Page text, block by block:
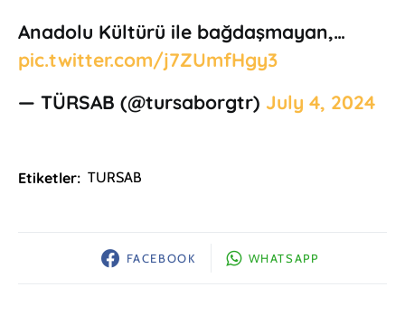
Anadolu Kültürü ile bağdaşmayan,…
pic.twitter.com/j7ZUmfHgy3
— TÜRSAB (@tursaborgtr) July 4, 2024
Etiketler: TURSAB
FACEBOOK WHATSAPP